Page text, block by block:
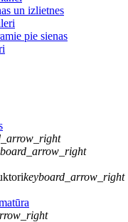
un izlietnes
pie sienas
keyboard_arrow_right